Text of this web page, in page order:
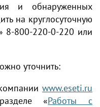
и обнаруженных
на круглосуточную
8-800-220-0-220 или
уточнить:
www.eseti.ru
«Работы с